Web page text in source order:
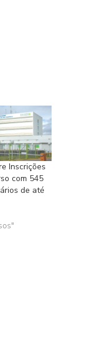
Inscrições
com 545
de até